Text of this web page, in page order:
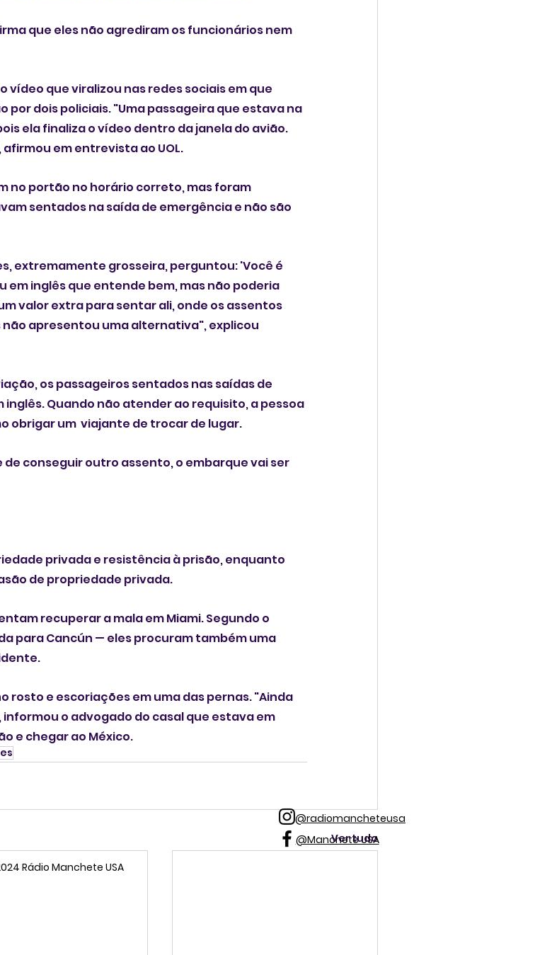
que eles não agrediram os funcionários nem
vídeo que viralizou nas redes sociais em que
por dois policiais. "Uma passageira que estava na
ela finaliza o vídeo dentro da janela do avião.
em entrevista ao UOL.
no portão no horário correto, mas foram
sentados na saída de emergência e não são
extremamente grosseira, perguntou: 'Você é
em inglês que entende bem, mas não poderia
valor extra para sentar ali, onde os assentos
não apresentou uma alternativa", explicou
os passageiros sentados nas saídas de
Quando não atender ao requisito, a pessoa
obrigar um  viajante de trocar de lugar.
de conseguir outro assento, o embarque vai ser
privada e resistência à prisão, enquanto
de propriedade privada.
recuperar a mala em Miami. Segundo o
para Cancún — eles procuram também uma
rosto e escoriações em uma das pernas. "Ainda
o advogado do casal que estava em
e chegar ao México.
Ver tudo
@radiomancheteusa
@Manchete USA
Rádio Manchete USA